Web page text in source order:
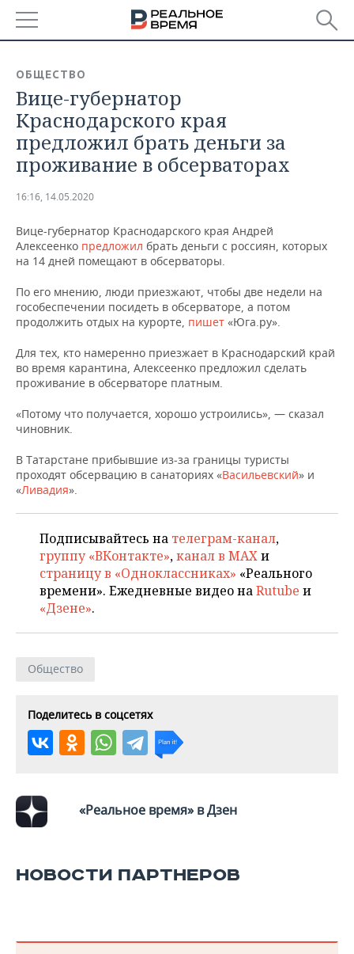
БАШКОРТОСТАН
ТАТАРСТАН
УДМУРТИЯ
НОВОСТИ
АНАЛИТИКА
НОВОСТИ АНАЛИТИКИ
ДЕКЛАРАЦИИ О ДОХОДАХ
КОРОЛИ ГОСЗАКАЗА ПФО
КОМУ ПРИНАДЛЕЖАТ
ТОРГОВЫЕ ЦЕНТРЫ
ЭКОНОМИКА
НОВОСТИ ЭКОНОМИКИ
ФИНАНСЫ
БЮДЖЕТ
ИНВЕСТИЦИИ
ПРОМЫШЛЕННОСТЬ
НОВОСТИ
ПРОМЫШЛЕННОСТИ
АГРОПРОМ
МАШИНОСТРОЕНИЕ
НЕФТЕХИМИЯ
ОПК
ЭНЕРГЕТИКА
НЕДВИЖИМОСТЬ
НОВОСТИ АВТО
БИЗНЕС
НОВОСТИ БИЗНЕСА
РОЗНИЧНАЯ ТОРГОВЛЯ
ТРАНСПОРТ
УСЛУГИ
ТЕХНОЛОГИИ
НОВОСТИ ТЕХНОЛОГИЙ
IT
МЕДИА
ТЕЛЕКОММУНИКАЦИИ
МЕРОПРИЯТИЯ
НОВОСТИ МЕРОПРИЯТИЙ
ВЫЕЗДНАЯ РЕДАКЦИЯ
БИЗНЕС-БРАНЧИ
ONLINE-КОНФЕРЕНЦИИ
ОТКРЫТАЯ ЛЕКЦИЯ
СПОРТ
НОВОСТИ СПОРТА
ФУТБОЛ
ХОККЕЙ
БАСКЕТБОЛ
ВОЛЕЙБОЛ
ФИГУРНОЕ КАТАНИЕ
ВОДНЫЕ ВИДЫ СПОРТА
ХОККЕЙ С МЯЧОМ
ОБЩЕСТВО
НОВОСТИ ОБЩЕСТВА
ВЛАСТЬ
ИНФРАСТРУКТУРА
ИСТОРИЯ
МЕДИЦИНА
ОБРАЗОВАНИЕ
ПРОИСШЕСТВИЯ
ФОТОГАЛЕРЕЯ
СЮЖЕТЫ
СПРАВОЧНИК
СПИСОК ПЕРСОН
ПОЛНАЯ ВЕРСИЯ
ОБЩЕСТВО
Вице-губернатор
Краснодарского края
предложил брать деньги за
проживание в обсерваторах
16:16, 14.05.2020
Вице-губернатор Краснодарского края Андрей
Алексеенко предложил брать деньги с россиян, которых
на 14 дней помещают в обсерваторы.
По его мнению, люди приезжают, чтобы две недели на
гособеспечении посидеть в обсерваторе, а потом
продолжить отдых на курорте, пишет «Юга.ру».
Для тех, кто намеренно приезжает в Краснодарский край
во время карантина, Алексеенко предложил сделать
проживание в обсерваторе платным.
«Потому что получается, хорошо устроились», — сказал
чиновник.
В Татарстане прибывшие из-за границы туристы
проходят обсервацию в санаториях «Васильевский» и
«Ливадия».
Подписывайтесь на телеграм-канал,
группу «ВКонтакте»,канал в MAXи
страницу в «Одноклассниках» «Реального
времени». Ежедневные видео наRutube и
«Дзене».
Общество
Поделитесь в соцсетях
«Реальное время» в Дзен
НОВОСТИ ПАРТНЕРОВ